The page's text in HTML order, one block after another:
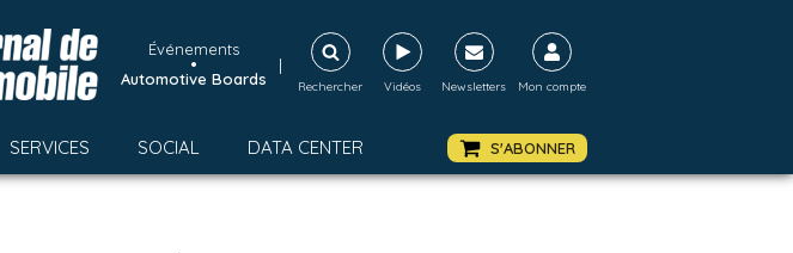
Événements
•
Automotive Boards
|
Rechercher Vidéos Newsletters Mon compte
SERVICES SOCIAL DATA CENTER S'ABONNER